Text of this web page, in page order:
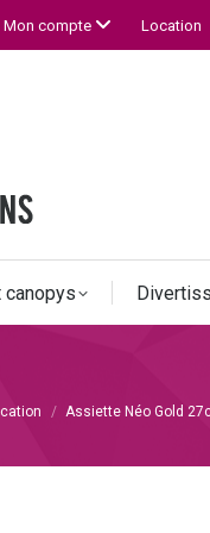
Mon compte Location
canopys
Assiette Néo Gold